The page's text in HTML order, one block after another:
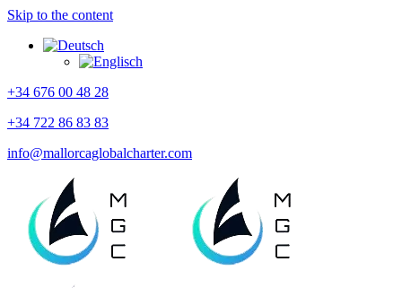
Skip to the content
+34 676 00 48 28
+34 722 86 83 83
info@mallorcaglobalcharter.com